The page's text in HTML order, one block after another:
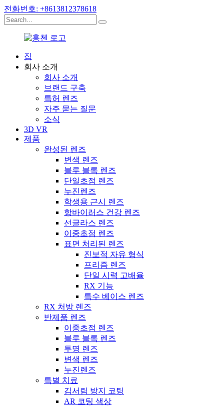
전화번호: +8613812378618
집
회사 소개
회사 소개
브랜드 구축
특허 렌즈
자주 묻는 질문
소식
3D VR
제품
완성된 렌즈
변색 렌즈
블루 블록 렌즈
단일초점 렌즈
누진렌즈
학생용 근시 렌즈
항바이러스 건강 렌즈
선글라스 렌즈
이중초점 렌즈
표면 처리된 렌즈
진보적 자유 형식
프리즘 렌즈
단일 시력 고배율
RX 기능
특수 베이스 렌즈
RX 처방 렌즈
반제품 렌즈
이중초점 렌즈
블루 블록 렌즈
투명 렌즈
변색 렌즈
누진렌즈
특별 치료
김서림 방지 코팅
AR 코팅 색상